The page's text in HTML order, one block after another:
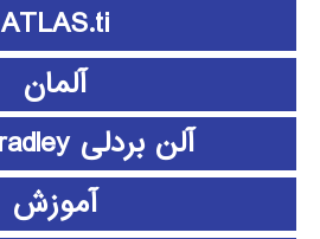
ATLAS.ti
آلمان
آلن بردلی Allen bradley
آموزش